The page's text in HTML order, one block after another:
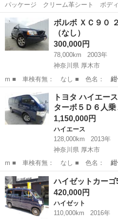
パッケージ クリーム革シート ボデ
ー 禁煙車 ■ 排気…
東京 世田谷区 その他
ボルボ ＸＣ９０
（なし）
300,000円
78,000km
2003年
神奈川県 厚木市
m ■ 車検有無： なし ■ 色名：
証： 保証…厚木市 ボルボ（Volvo）
トヨタ ハイエー
ターボ５Ｄ６人
1,150,000円
ハイエース
128,000km
2013年
神奈川県 厚木市
m ■ 車検有無： なし ■ 色名：
証： 保証…
神奈川 厚木市 ハイエース
ハイゼットカー
420,000円
ハイゼット
110,000km
2016年